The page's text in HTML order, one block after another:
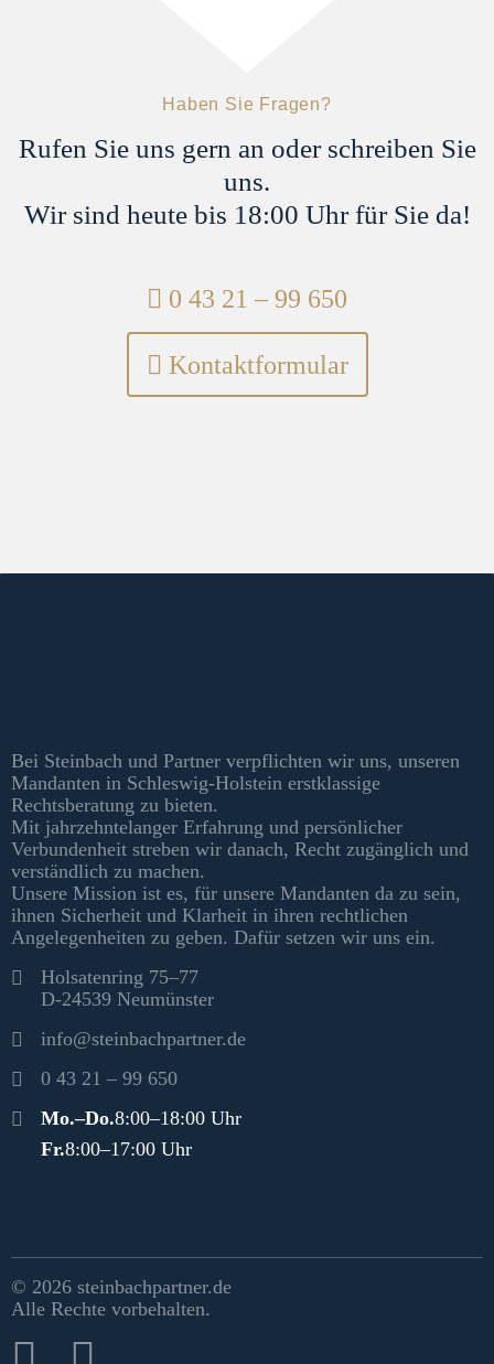
Haben Sie Fragen?
Rufen Sie uns gern an oder schreiben Sie
uns.
Wir sind heute bis 18:00 Uhr für Sie da!
Telefon:
0 43 21 – 99 650
Kontaktformular
Bei Steinbach und Partner verpflichten wir uns, unseren
Mandanten in Schleswig-Holstein erstklassige
Rechtsberatung zu bieten.
Mit jahrzehntelanger Erfahrung und persönlicher
Verbundenheit streben wir danach, Recht zugänglich und
verständlich zu machen.
Unsere Mission ist es, für unsere Mandanten da zu sein,
ihnen Sicherheit und Klarheit in ihren rechtlichen
Angelegenheiten zu geben. Dafür setzen wir uns ein.
Kontakt
Holsatenring 75–77
D-24539 Neumünster
info@steinbachpartner.de
0 43 21 – 99 650
Öffnungszeiten
Mo.–Do.8:00–18:00 Uhr
Fr.8:00–17:00 Uhr
Rechtliches & Social Media
© 2026 steinbachpartner.de
Alle Rechte vorbehalten.